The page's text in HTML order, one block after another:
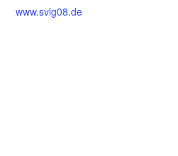
www.svlg08.de